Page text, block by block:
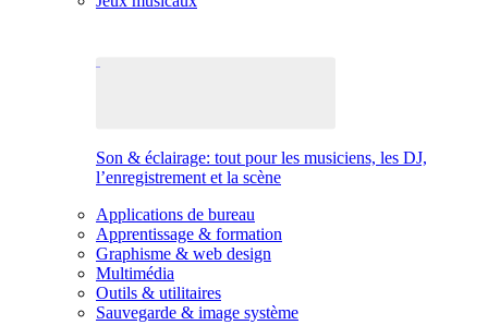
Son & éclairage: tout pour les musiciens, les DJ,
l’enregistrement et la scène
Applications de bureau
Apprentissage & formation
Graphisme & web design
Multimédia
Outils & utilitaires
Sauvegarde & image système